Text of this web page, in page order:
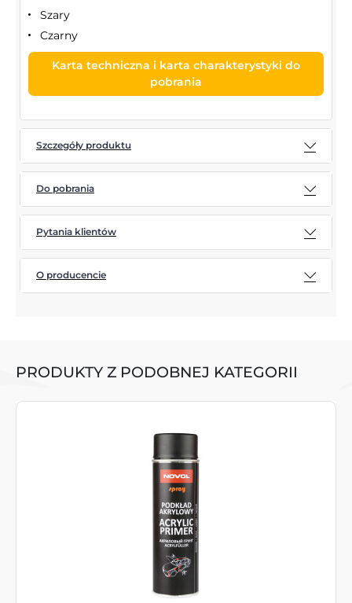
Szary
Czarny
Karta techniczna i karta charakterystyki do
pobrania
Szczegóły produktu
Do pobrania
Pytania klientów
O producencie
PRODUKTY Z PODOBNEJ KATEGORII